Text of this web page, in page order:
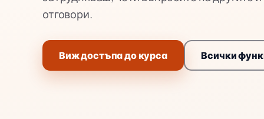
отговори.
Виж достъпа до курса Всички